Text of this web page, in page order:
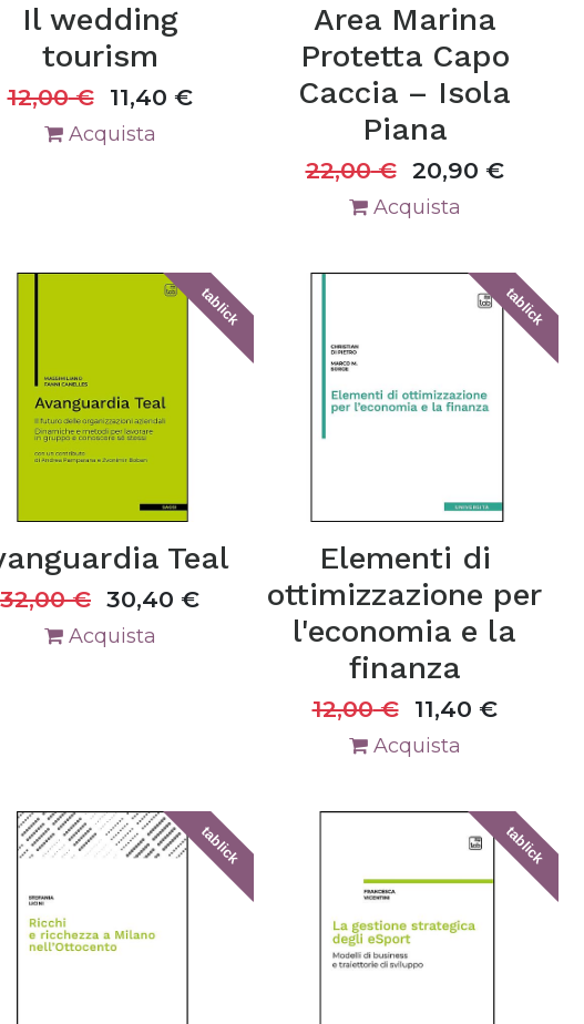
Il wedding
tourism
12,00€ 11,40 €
Acquista
Area Marina
Protetta Capo
Caccia – Isola
Piana
22,00€ 20,90 €
Acquista
tablick
Teal
32,00€ 30,40 €
Acquista
tablick
Elementi di
ottimizzazione per
l'economia e la
finanza
12,00€ 11,40 €
Acquista
tablick tablick